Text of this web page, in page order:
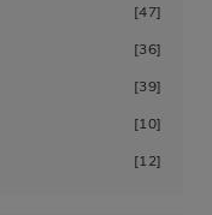
47
36
39
10
12